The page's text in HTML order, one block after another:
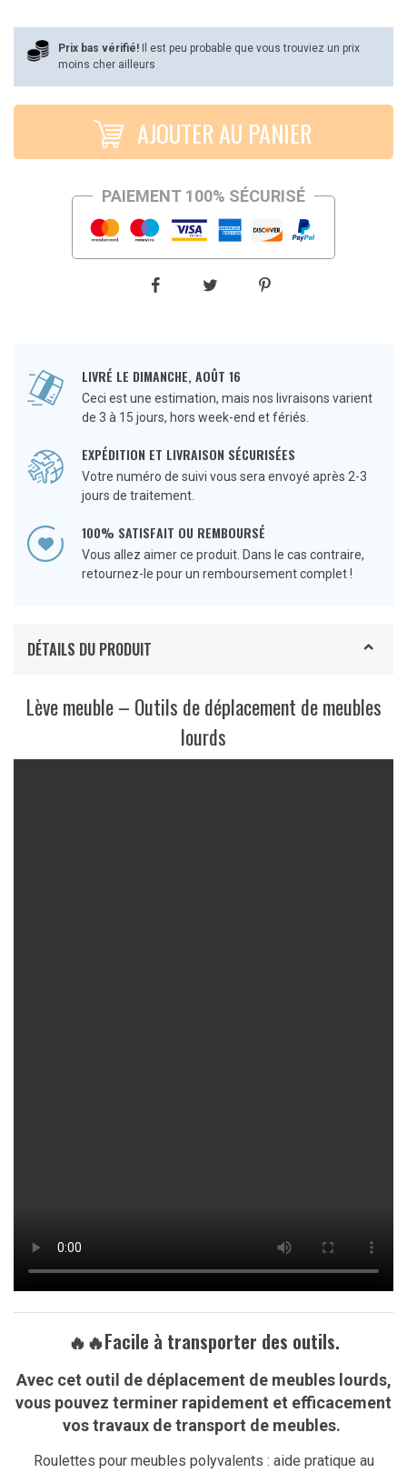
€57,90.
€39,90.
Prix bas vérifié!
Il est peu probable que vous trouviez un prix
moins cher ailleurs
AJOUTER AU PANIER
PAIEMENT 100% SÉCURISÉ
LIVRÉ LE DIMANCHE, AOÛT 16
Ceci est une estimation, mais nos livraisons varient
de 3 à 15 jours, hors week-end et fériés.
EXPÉDITION ET LIVRAISON SÉCURISÉES
Votre numéro de suivi vous sera envoyé après 2-3
jours de traitement.
100% SATISFAIT OU REMBOURSÉ
Vous allez aimer ce produit. Dans le cas contraire,
retournez-le pour un remboursement complet !
DÉTAILS DU PRODUIT
Lève meuble – Outils de déplacement de meubles
lourds
🔥🔥Facile à transporter des outils.
Avec cet outil de déplacement de meubles lourds,
vous pouvez terminer rapidement et efficacement
vos travaux de transport de meubles.
Roulettes pour meubles polyvalents : aide pratique au